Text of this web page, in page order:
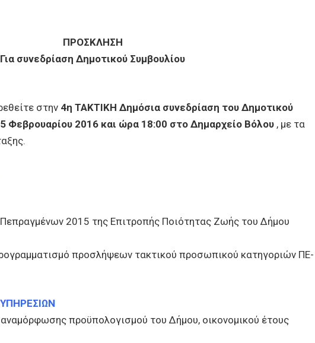
ΠΡΟΣΚΛΗΣΗ
Για συνεδρίαση Δημοτικού Συμβουλίου
στην 4η ΤΑΚΤΙΚΗ Δημόσια συνεδρίαση του Δημοτικού
Φεβρουαρίου 2016 και ώρα 18:00 στο Δημαρχείο Βόλου , με τα
2015 της Επιτροπής Ποιότητας Ζωής του Δήμου
προσλήψεων τακτικού προσωπικού κατηγοριών ΠΕ-
προϋπολογισμού του Δήμου, οικονομικού έτους